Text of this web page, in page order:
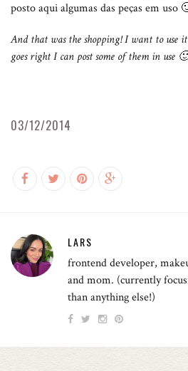
posto aqui algumas das peças em uso
And that was the shopping! I want to
goes right I can post some of them in use
03/12/2014
LARS
frontend developer,
and mom. (currently
than anything else!)